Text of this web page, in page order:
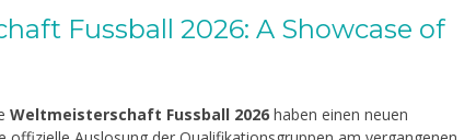
Fussball 2026: A Showcase of
Weltmeisterschaft Fussball 2026 haben einen neuen